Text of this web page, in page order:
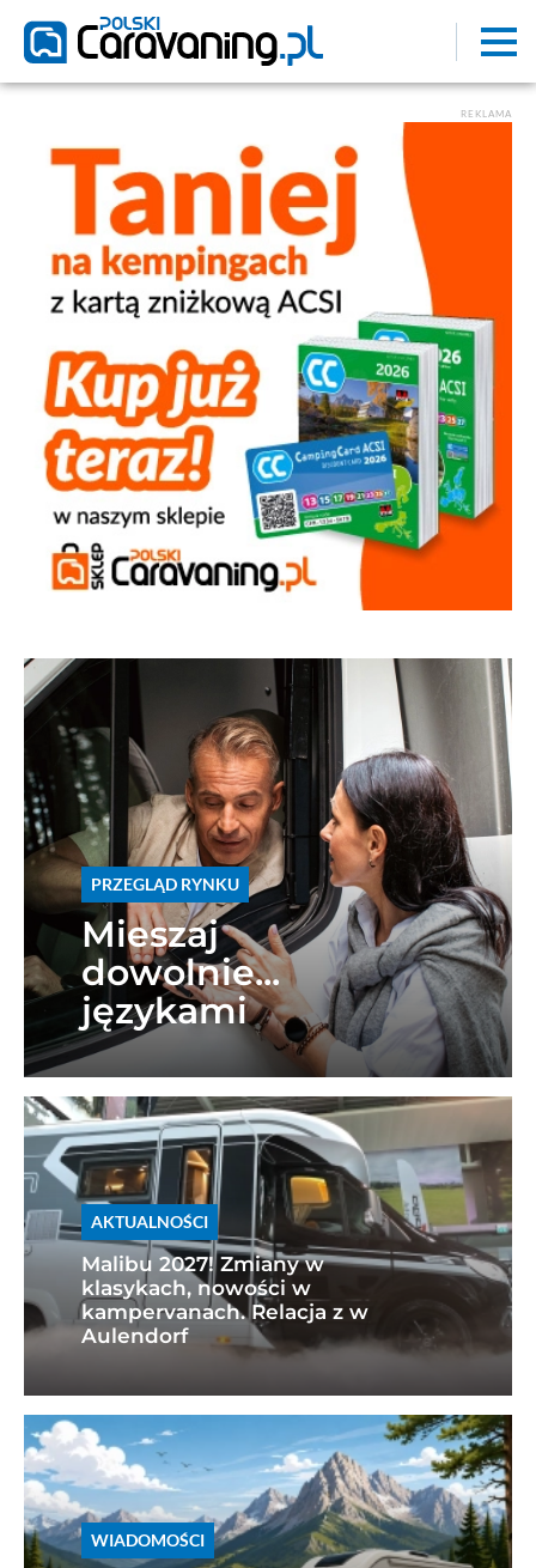
REKLAMA
PRZEGLĄD RYNKU
Mieszaj
dowolnie...
językami
AKTUALNOŚCI
Malibu 2027! Zmiany w
klasykach, nowości w
kampervanach. Relacja z w
Aulendorf
WIADOMOŚCI